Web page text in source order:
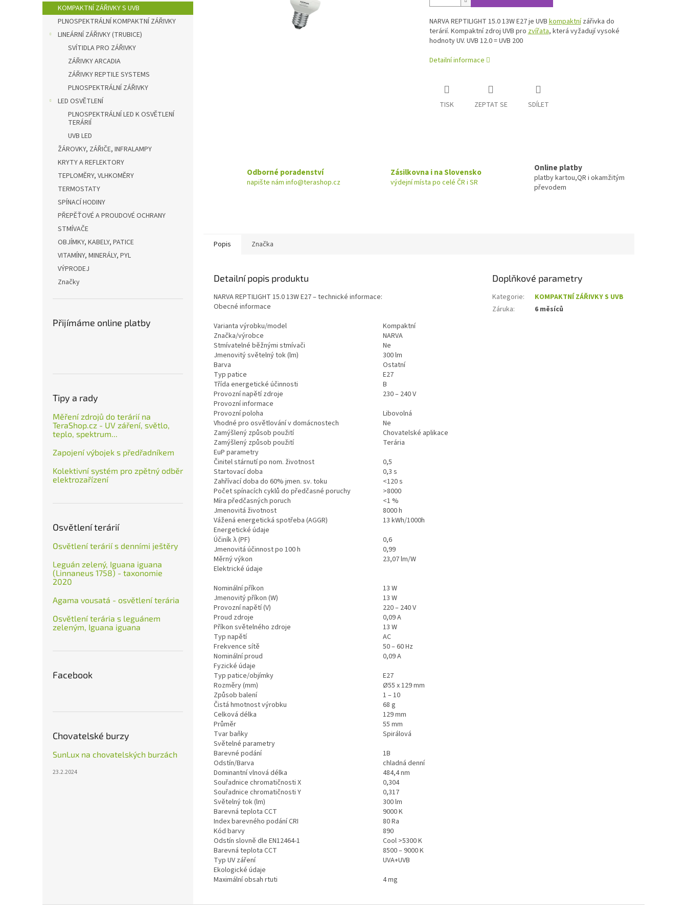
n
e
KOMPAKTNÍ ZÁŘIVKY S UVB
PLNOSPEKTRÁLNÍ KOMPAKTNÍ ZÁŘIVKY
LINEÁRNÍ ZÁŘIVKY (TRUBICE)
SVÍTIDLA PRO ZÁŘIVKY
ZÁŘIVKY ARCADIA
ZÁŘIVKY REPTILE SYSTEMS
PLNOSPEKTRÁLNÍ ZÁŘIVKY
LED OSVĚTLENÍ
PLNOSPEKTRÁLNÍ LED K OSVĚTLENÍ
TERÁRIÍ
UVB LED
ŽÁROVKY, ZÁŘIČE, INFRALAMPY
KRYTY A REFLEKTORY
TEPLOMĚRY, VLHKOMĚRY
TERMOSTATY
SPÍNACÍ HODINY
PŘEPĚŤOVÉ A PROUDOVÉ OCHRANY
STMÍVAČE
OBJÍMKY, KABELY, PATICE
VITAMÍNY, MINERÁLY, PYL
VÝPRODEJ
Značky
Přijímáme online platby
Tipy a rady
Měření zdrojů do terárií na
TeraShop.cz - UV záření, světlo,
teplo, spektrum...
Zapojení výbojek s předřadníkem
Kolektivní systém pro zpětný odběr
elektrozařízení
Osvětlení terárií
Osvětlení terárií s denními ještěry
Leguán zelený, Iguana iguana
(Linnaneus 1758) - taxonomie
2020
Agama vousatá - osvětlení terária
Osvětlení terária s leguánem
zeleným, Iguana iguana
Facebook
Chovatelské burzy
SunLux na chovatelských burzách
23.2.2024
NARVA REPTILIGHT 15.0 13W E27 je UVBkompaktnízářivka do
terárií. Kompaktní zdroj UVB prozvířata, která vyžadují vysoké
hodnoty UV. UVB 12.0 = UVB 200
Detailní informace
TISK ZEPTAT SE SDÍLET
Odborné poradenství
napište nám info@terashop.cz
Zásilkovna i na Slovensko
výdejní místa po celé ČR i SR
Online platby
platby kartou,QR i okamžitým
převodem
Popis Značka
Detailní popis produktu
NARVA REPTILIGHT 15.0 13W E27 – technické informace:
Obecné informace
Varianta výrobku/model
Kompaktní
Značka/výrobce
NARVA
Stmívatelné běžnými stmívači
Ne
Jmenovitý světelný tok (lm)
300 lm
Barva
Ostatní
Typ patice
E27
Třída energetické účinnosti
B
Provozní napětí zdroje
230 – 240 V
Provozní informace
Provozní poloha
Libovolná
Vhodné pro osvětlování v domácnostech
Ne
Zamýšlený způsob použití
Chovatelské aplikace
Zamýšlený způsob použití
Terária
EuP parametry
Činitel stárnutí po nom. životnost
0,5
Startovací doba
0,3 s
Zahřívací doba do 60% jmen. sv. toku
<120 s
Počet spínacích cyklů do předčasné poruchy
>8000
Míra předčasných poruch
<1 %
Jmenovitá životnost
8000 h
Vážená energetická spotřeba (AGGR)
13 kWh/1000h
Energetické údaje
Účiník λ (PF)
0,6
Jmenovitá účinnost po 100 h
0,99
Měrný výkon
23,07 lm/W
Elektrické údaje
Nominální příkon
13 W
Jmenovitý příkon (W)
13 W
Provozní napětí (V)
220 – 240 V
Proud zdroje
0,09 A
Příkon světelného zdroje
13 W
Typ napětí
AC
Frekvence sítě
50 – 60 Hz
Nominální proud
0,09 A
Fyzické údaje
Typ patice/objímky
E27
Rozměry (mm)
Ø55 x 129 mm
Způsob balení
1 – 10
Čistá hmotnost výrobku
68 g
Celková délka
129 mm
Průměr
55 mm
Tvar baňky
Spirálová
Světelné parametry
Barevné podání
1B
Odstín/Barva
chladná denní
Dominantní vlnová délka
484,4 nm
Souřadnice chromatičnosti X
0,304
Souřadnice chromatičnosti Y
0,317
Světelný tok (lm)
300 lm
Barevná teplota CCT
9000 K
Index barevného podání CRI
80 Ra
Kód barvy
890
Odstín slovně dle EN12464-1
Cool >5300 K
Barevná teplota CCT
8500 – 9000 K
Typ UV záření
UVA+UVB
Ekologické údaje
Maximální obsah rtuti
4 mg
Doplňkové parametry
Kategorie:
KOMPAKTNÍ ZÁŘIVKY S UVB
Záruka: 6 měsíců